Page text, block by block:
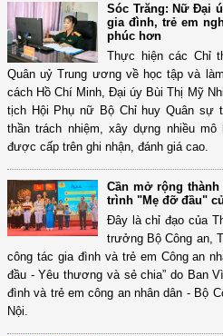
Sóc Trăng: Nữ Đại
gia đình, trẻ em
phúc hơn
Thực hiện các Chỉ
Quân uỷ Trung ương về học tập và
cách Hồ Chí Minh, Đại úy Bùi Thị Mỹ
tịch Hội Phụ nữ Bộ Chỉ huy Quân sự
thần trách nhiệm, xây dựng nhiều
được cấp trên ghi nhận, đánh giá cao.
Cần mở rộng
trình "Mẹ đỡ đầu"
Đây là chỉ đạo của
trưởng Bộ Công an,
công tác gia đình và trẻ em Công an
đầu - Yêu thương và sẻ chia” do Ban
đình và trẻ em công an nhân dân - Bộ
Nội.